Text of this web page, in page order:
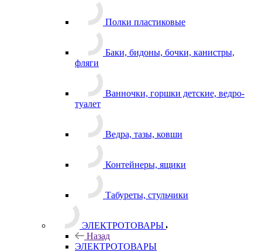
Полки пластиковые
Баки, бидоны, бочки, канистры,
фляги
Ванночки, горшки детские, ведро-
туалет
Ведра, тазы, ковши
Контейнеры, ящики
Табуреты, стульчики
ЭЛЕКТРОТОВАРЫ
Назад
ЭЛЕКТРОТОВАРЫ